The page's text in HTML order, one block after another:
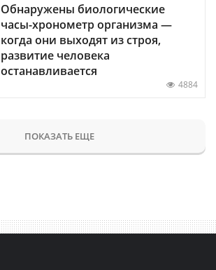
Обнаружены биологические
часы-хронометр организма —
когда они выходят из строя,
развитие человека
останавливается
4884
ПОКАЗАТЬ ЕЩЕ